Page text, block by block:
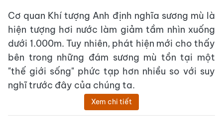
Cơ quan Khí tượng Anh định nghĩa sương mù là
hiện tượng hơi nước làm giảm tầm nhìn xuống
dưới 1.000m. Tuy nhiên, phát hiện mới cho thấy
bên trong những đám sương mù tồn tại một
"thế giới sống" phức tạp hơn nhiều so với suy
nghĩ trước đây của chúng ta.
Xem chi tiết